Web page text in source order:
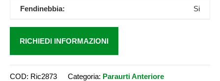
Fendinebbia: Si
RICHIEDI INFORMAZIONI
COD: Ric2873 Categoria: Paraurti Anteriore